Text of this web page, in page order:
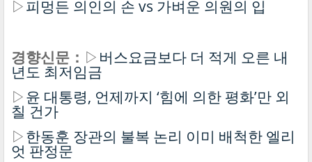
▷피멍든 의인의 손 vs 가벼운 의원의 입
경향신문： ▷ 버스요금보다 더 적게 오른 내
년도 최저임금
▷윤 대통령, 언제까지 ‘힘에 의한 평화’만 외
칠 건가
▷한동훈 장관의 불복 논리 이미 배척한 엘리
엇 판정문